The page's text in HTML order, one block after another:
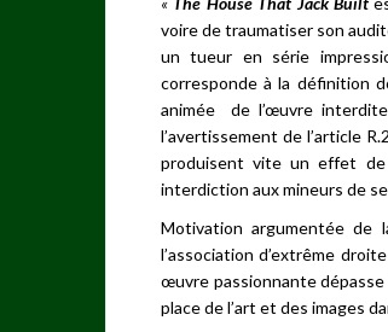
voire de traumatiser son
un tueur en série
corresponde à la définition
animée de l’œuvre
l’avertissement de l’article
produisent vite un effet de
interdiction aux mineurs de
Motivation argumentée de
l’association d’extrême
œuvre passionnante dépasse
place de l’art et des images